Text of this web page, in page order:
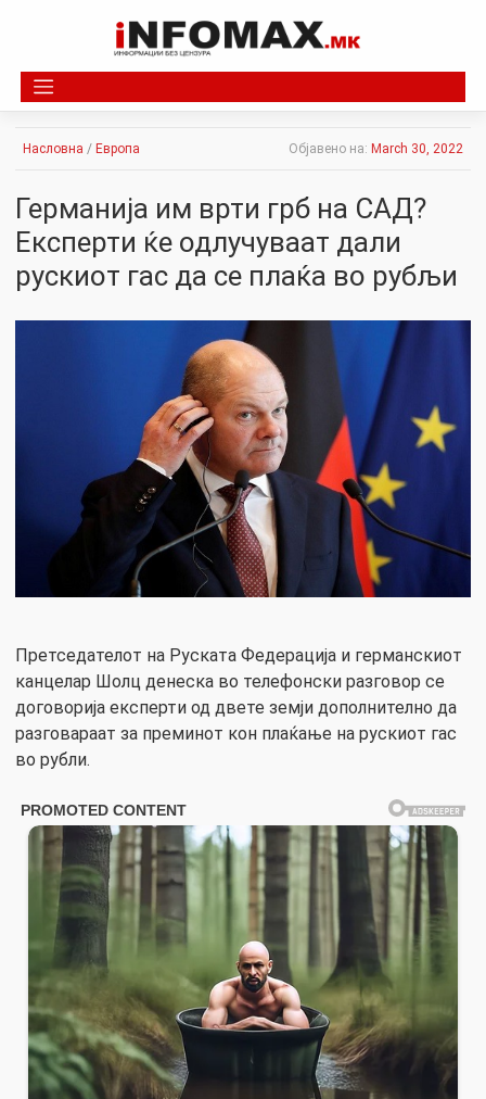
Насловна / Европа Објавено на: March 30, 2022
Германија им врти грб на САД?
Експерти ќе одлучуваат дали
рускиот гас да се плаќа во рубљи
Претседателот на Руската Федерација и германскиот
канцелар Шолц денеска во телефонски разговор се
договорија експерти од двете земји дополнително да
разговараат за преминот кон плаќање на рускиот гас
во рубли.